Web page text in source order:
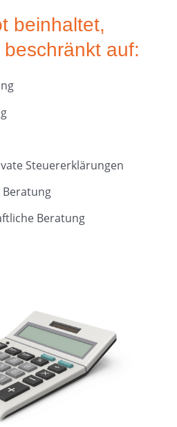
beinhaltet,
auf:
Steuererklärungen
Beratung